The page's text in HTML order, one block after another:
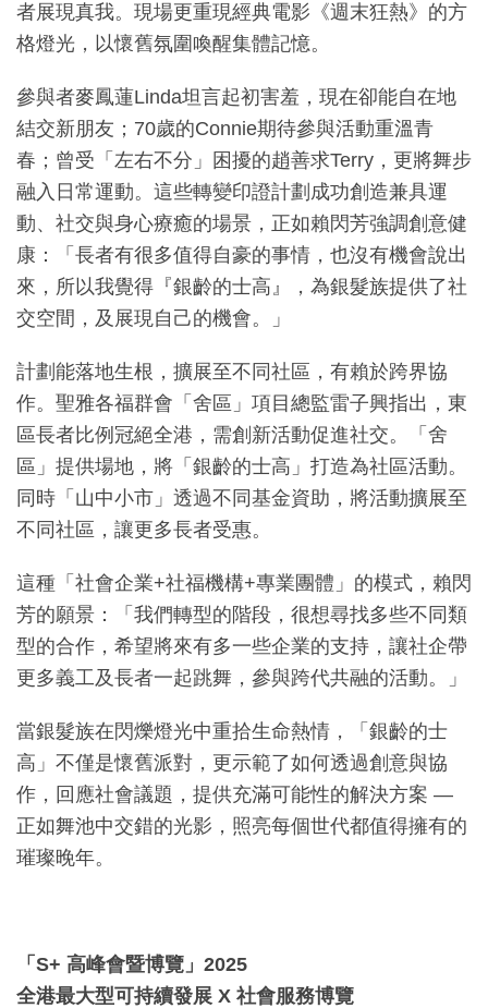
者展現真我。現場更重現經典電影《週末狂熱》的方
格燈光，以懷舊氛圍喚醒集體記憶。
參與者麥鳳蓮Linda坦言起初害羞，現在卻能自在地
結交新朋友；70歲的Connie期待參與活動重溫青
春；曾受「左右不分」困擾的趙善求Terry，更將舞步
融入日常運動。這些轉變印證計劃成功創造兼具運
動、社交與身心療癒的場景，正如賴閃芳強調創意健
康：「長者有很多值得自豪的事情，也沒有機會說出
來，所以我覺得『銀齡的士高』，為銀髮族提供了社
交空間，及展現自己的機會。」
計劃能落地生根，擴展至不同社區，有賴於跨界協
作。聖雅各福群會「舍區」項目總監雷子興指出，東
區長者比例冠絕全港，需創新活動促進社交。「舍
區」提供場地，將「銀齡的士高」打造為社區活動。
同時「山中小市」透過不同基金資助，將活動擴展至
不同社區，讓更多長者受惠。
這種「社會企業+社福機構+專業團體」的模式，賴閃
芳的願景：「我們轉型的階段，很想尋找多些不同類
型的合作，希望將來有多一些企業的支持，讓社企帶
更多義工及長者一起跳舞，參與跨代共融的活動。」
當銀髮族在閃爍燈光中重拾生命熱情，「銀齡的士
高」不僅是懷舊派對，更示範了如何透過創意與協
作，回應社會議題，提供充滿可能性的解決方案 —
正如舞池中交錯的光影，照亮每個世代都值得擁有的
璀璨晚年。
「S+ 高峰會暨博覽」2025
全港最大型可持續發展 X 社會服務博覽